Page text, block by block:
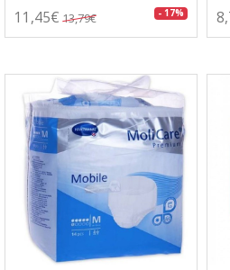
11,45€ 13,79€ - 17%